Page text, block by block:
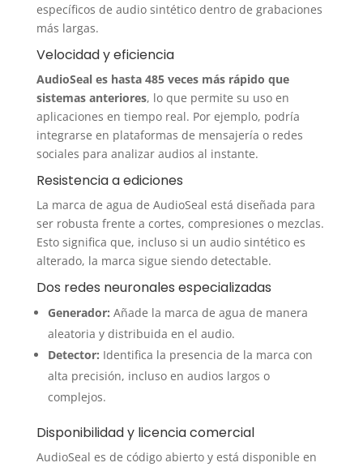
específicos de audio sintético dentro de grabaciones
más largas.
Velocidad y eficiencia
AudioSeal es hasta 485 veces más rápido que
sistemas anteriores, lo que permite su uso en
aplicaciones en tiempo real. Por ejemplo, podría
integrarse en plataformas de mensajería o redes
sociales para analizar audios al instante.
Resistencia a ediciones
La marca de agua de AudioSeal está diseñada para
ser robusta frente a cortes, compresiones o mezclas.
Esto significa que, incluso si un audio sintético es
alterado, la marca sigue siendo detectable.
Dos redes neuronales especializadas
Generador: Añade la marca de agua de manera
aleatoria y distribuida en el audio.
Detector: Identifica la presencia de la marca con
alta precisión, incluso en audios largos o
complejos.
Disponibilidad y licencia comercial
AudioSeal es de código abierto y está disponible en